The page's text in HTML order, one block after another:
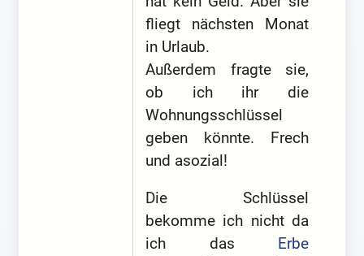
fliegt nächsten Monat
in Urlaub.
Außerdem fragte sie,
ob ich ihr die
Wohnungsschlüssel
geben könnte. Frech
und asozial!
Die Schlüssel
bekomme ich nicht da
ich das Erbe